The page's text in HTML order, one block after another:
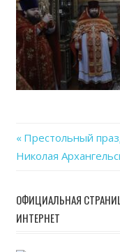
Навигация
записям
Previous
Post:
Престольный
Николая
ОФИЦИАЛЬНАЯ
ИНТЕРНЕТ